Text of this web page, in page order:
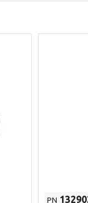
PN